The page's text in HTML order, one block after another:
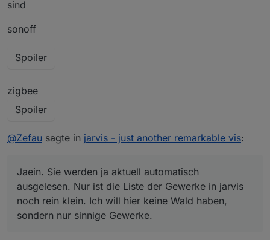
Gewerke.
sind
sonoff
Spoiler
zigbee
Spoiler
@Zefau sagte in jarvis - just another remarkable vis:
Jaein. Sie werden ja aktuell automatisch
ausgelesen. Nur ist die Liste der Gewerke in jarvis
noch rein klein. Ich will hier keine Wald haben,
sondern nur sinnige Gewerke.